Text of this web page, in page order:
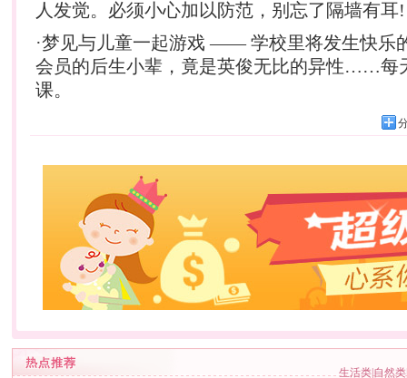
人发觉。必须小心加以防范，别忘了隔墙有耳!
·梦见与儿童一起游戏 —— 学校里将发生快乐
会员的后生小辈，竟是英俊无比的异性……每
课。
生活类|自然类|